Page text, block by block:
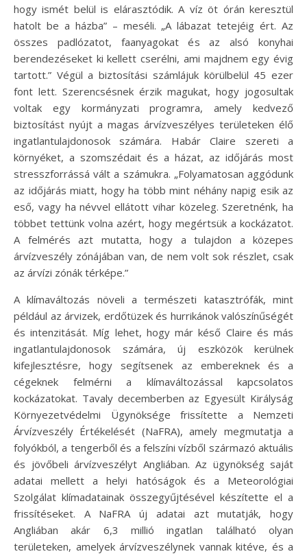
hogy ismét belül is elárasztódik. A víz öt órán keresztül
hatolt be a házba” – meséli. „A lábazat tetejéig ért. Az
összes padlózatot, faanyagokat és az alsó konyhai
berendezéseket ki kellett cserélni, ami majdnem egy évig
tartott.” Végül a biztosítási számlájuk körülbelül 45 ezer
font lett. Szerencsésnek érzik magukat, hogy jogosultak
voltak egy kormányzati programra, amely kedvező
biztosítást nyújt a magas árvízveszélyes területeken élő
ingatlantulajdonosok számára. Habár Claire szereti a
környéket, a szomszédait és a házat, az időjárás most
stresszforrássá vált a számukra. „Folyamatosan aggódunk
az időjárás miatt, hogy ha több mint néhány napig esik az
eső, vagy ha névvel ellátott vihar közeleg. Szeretnénk, ha
többet tettünk volna azért, hogy megértsük a kockázatot.
A felmérés azt mutatta, hogy a tulajdon a közepes
árvízveszély zónájában van, de nem volt sok részlet, csak
az árvízi zónák térképe.”
A klímaváltozás növeli a természeti katasztrófák, mint
például az árvizek, erdőtüzek és hurrikánok valószínűségét
és intenzitását. Míg lehet, hogy már késő Claire és más
ingatlantulajdonosok számára, új eszközök kerülnek
kifejlesztésre, hogy segítsenek az embereknek és a
cégeknek felmérni a klímaváltozással kapcsolatos
kockázatokat. Tavaly decemberben az Egyesült Királyság
Környezetvédelmi Ügynöksége frissítette a Nemzeti
Árvízveszély Értékelését (NaFRA), amely megmutatja a
folyókból, a tengerből és a felszíni vízből származó aktuális
és jövőbeli árvízveszélyt Angliában. Az ügynökség saját
adatai mellett a helyi hatóságok és a Meteorológiai
Szolgálat klímadatainak összegyűjtésével készítette el a
frissítéseket. A NaFRA új adatai azt mutatják, hogy
Angliában akár 6,3 millió ingatlan található olyan
területeken, amelyek árvízveszélynek vannak kitéve, és a